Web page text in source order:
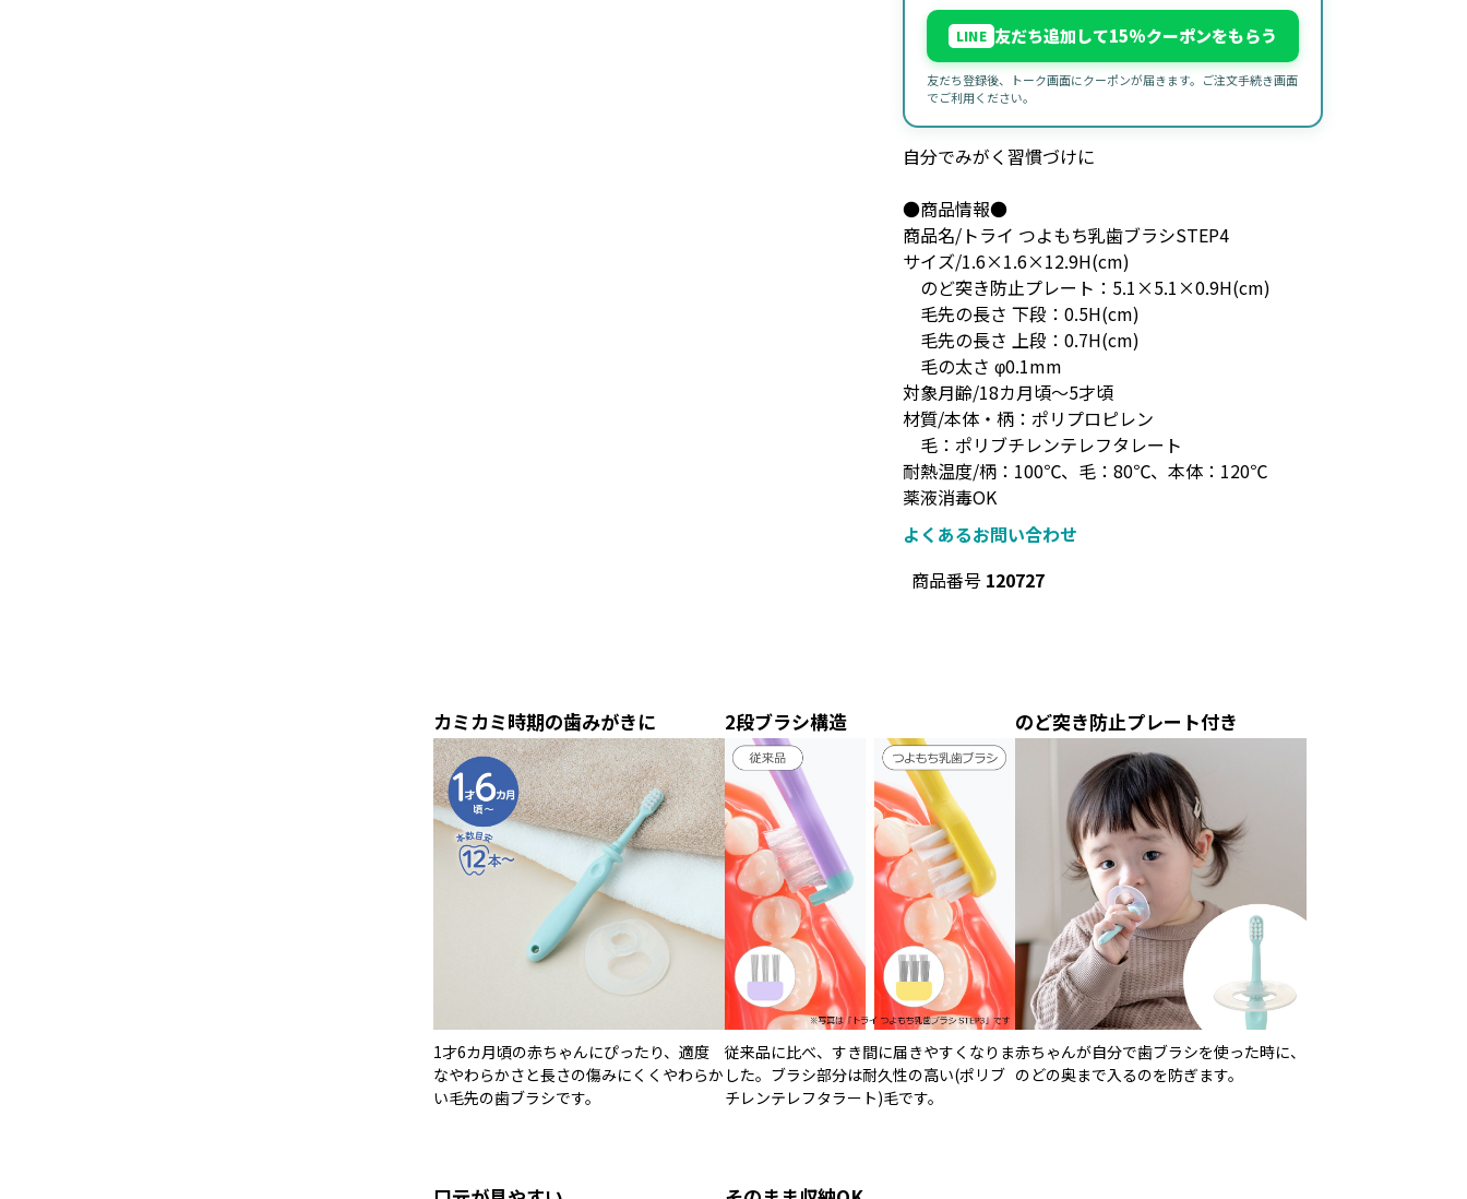
LINE 友だち追加して15%クーポンをもらう
友だち登録後、トーク画面にクーポンが届きます。ご注文手続き画面
でご利用ください。
自分でみがく習慣づけに
●商品情報●
商品名/トライ つよもち乳歯ブラシSTEP4
サイズ/1.6×1.6×12.9H(cm)
のど突き防止プレート：5.1×5.1×0.9H(cm)
毛先の長さ 下段：0.5H(cm)
毛先の長さ 上段：0.7H(cm)
毛の太さ φ0.1mm
対象月齢/18カ月頃～5才頃
材質/本体・柄：ポリプロピレン
毛：ポリブチレンテレフタレート
耐熱温度/柄：100℃、毛：80℃、本体：120℃
薬液消毒OK
よくあるお問い合わせ
商品番号 120727
カミカミ時期の歯みがきに
1才6カ月頃の赤ちゃんにぴったり、適度
なやわらかさと長さの傷みにくくやわらか
い毛先の歯ブラシです。
2段ブラシ構造
従来品に比べ、すき間に届きやすくなりま
した。ブラシ部分は耐久性の高い(ポリブ
チレンテレフタラート)毛です。
のど突き防止プレート付き
赤ちゃんが自分で歯ブラシを使った時に、
のどの奥まで入るのを防ぎます。